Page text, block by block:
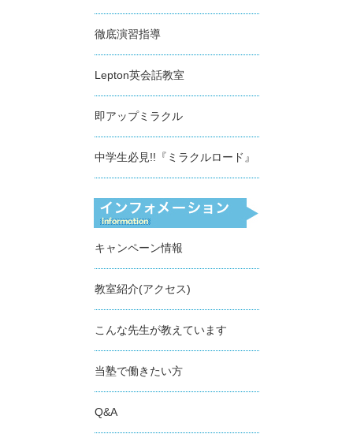
徹底演習指導
Lepton英会話教室
即アップミラクル
中学生必見!!『ミラクルロード』
キャンペーン情報
教室紹介(アクセス)
こんな先生が教えています
当塾で働きたい方
Q&A